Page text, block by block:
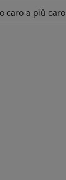
caro a più caro